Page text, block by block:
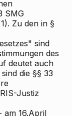
SMG
Zu den in §
sind
des
deutet auch
die §§ 33
Justiz
am 16.April